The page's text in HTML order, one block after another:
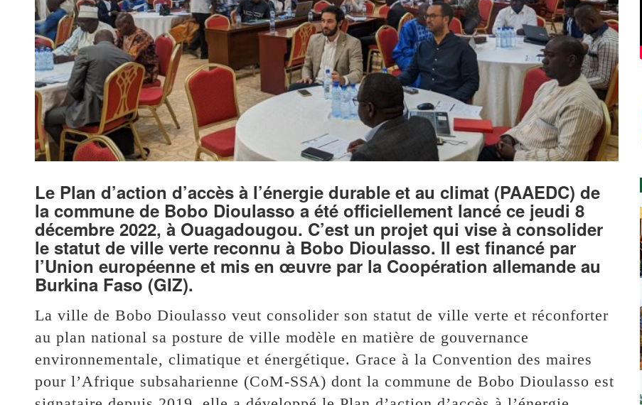
Le Plan d’action d’accès à l’énergie durable et au climat (PAAEDC) de
la commune de Bobo Dioulasso a été officiellement lancé ce jeudi 8
décembre 2022, à Ouagadougou. C’est un projet qui vise à consolider
le statut de ville verte reconnu à Bobo Dioulasso. Il est financé par
l’Union européenne et mis en œuvre par la Coopération allemande au
Burkina Faso (GIZ).
La ville de Bobo Dioulasso veut consolider son statut de ville verte et réconforter
au plan national sa posture de ville modèle en matière de gouvernance
environnementale, climatique et énergétique. Grace à la Convention des maires
pour l’Afrique subsaharienne (CoM-SSA) dont la commune de Bobo Dioulasso est